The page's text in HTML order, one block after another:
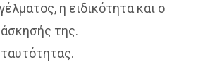
η ειδικότητα και ο
της.